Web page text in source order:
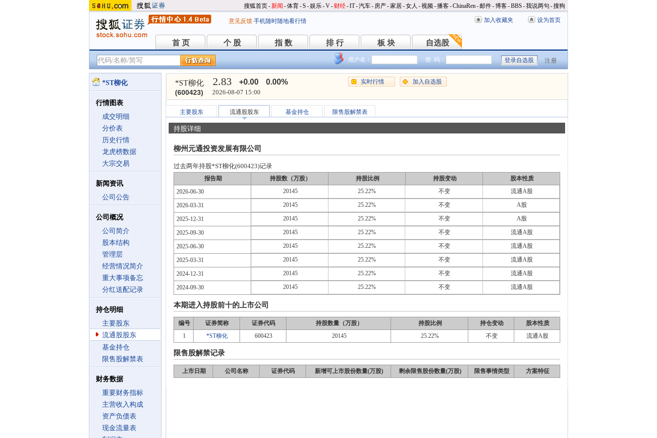
搜狐首页-新闻 -体育-S -娱乐-V- 财经-IT-汽车- 房产-家居-女人 -视频-播客-ChinaRen-邮件-博客-BBS -我说两句 -搜狗
意见反馈 手机随时随地看行情 加入收藏夹 设为首页
首 页
首 页 个 股
个 股 指 数
指 数 排 行
排 行 板 块
板 块 自选股
自选股
用户名： 密 码： 注册
*ST柳化
行情图表
成交明细
分价表
历史行情
龙虎榜数据
大宗交易
新闻资讯
公司公告
公司概况
公司简介
股本结构
管理层
经营情况简介
重大事项备忘
分红送配记录
持仓明细
主要股东
流通股股东
基金持仓
限售股解禁表
财务数据
重要财务指标
主营收入构成
资产负债表
现金流量表
*ST柳化
(600423)
2.83 +0.00 0.00%
2026-08-07 15:00
实时行情 加入自选股
主要股东 流通股股东 基金持仓 限售股解禁表
持股详细
柳州元通投资发展有限公司
过去两年持股*ST柳化(600423)记录
报告期 持股数（万股） 持股比例 持股变动
股本性质
2026-06-30
20145 25.22% 不变 流通A股
2026-03-31 20145 25.22% 不变 A股
2025-12-31 20145 25.22% 不变 A股
2025-09-30 20145 25.22% 不变 流通A股
2025-06-30 20145 25.22% 不变 流通A股
2025-03-31 20145 25.22% 不变 流通A股
2024-12-31 20145 25.22% 不变 流通A股
2024-09-30 20145 25.22% 不变 流通A股
本期进入持股前十的上市公司
编号 证券简称 证券代码 持股数量（万股） 持股比例 持仓变动
股本性质
1
*ST柳化 600423 20145 25.22% 不变 流通A股
限售股解禁记录
上市日期 公司名称 证券代码 新增可上市股份数量(万股) 剩余限售股份数量(万股) 限售事情类型 方案特征